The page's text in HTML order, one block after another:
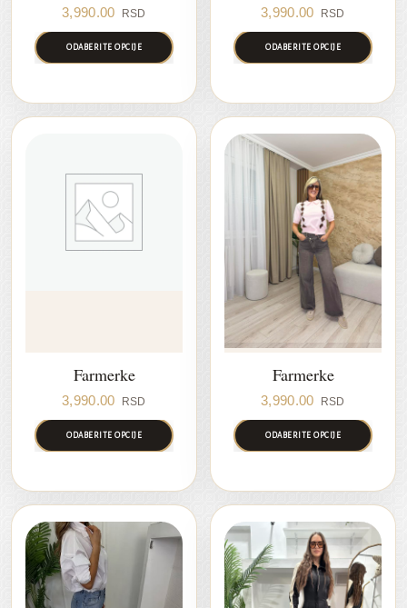
3,990.00 RSD
ODABERITE OPCIJE
3,990.00 RSD
ODABERITE OPCIJE
Farmerke
3,990.00 RSD
ODABERITE OPCIJE
Farmerke
3,990.00 RSD
ODABERITE OPCIJE